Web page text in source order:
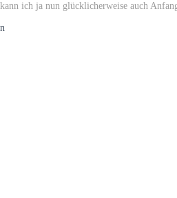
ich ja nun glücklicherweise auch